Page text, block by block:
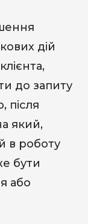
дій
до запиту
після
який,
в роботу
бути
або